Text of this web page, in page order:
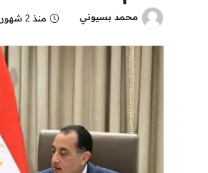
محمد بسيوني منذ 2 شهور